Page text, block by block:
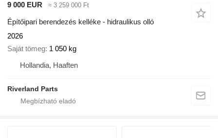
9 000 EUR
≈ 3 259 000 Ft
Építőipari berendezés kelléke - hidraulikus olló
2026
Saját tömeg 1 050 kg
Hollandia, Haaften
Riverland Parts